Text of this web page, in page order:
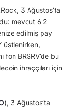
3 Ağustos’ta
mevcut 6,2
edilmiş pay
üstlenirken,
fon BRSRV’de bu
ihraççıları için
), 3 Ağustos’ta